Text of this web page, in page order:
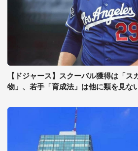
【ドジャース】スクーバル獲得は「ス
物」、若手「育成法」は他に類を見な